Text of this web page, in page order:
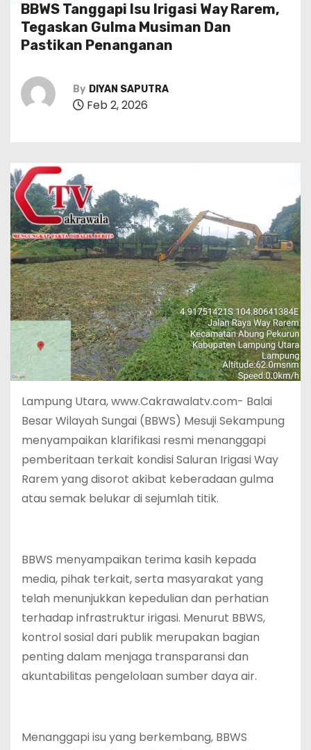
BBWS Tanggapi Isu Irigasi Way Rarem,
Tegaskan Gulma Musiman Dan
Pastikan Penanganan
By DIYAN SAPUTRA
Feb 2, 2026
Lampung Utara, www.Cakrawalatv.com- Balai
Besar Wilayah Sungai (BBWS) Mesuji Sekampung
menyampaikan klarifikasi resmi menanggapi
pemberitaan terkait kondisi Saluran Irigasi Way
Rarem yang disorot akibat keberadaan gulma
atau semak belukar di sejumlah titik.
‎BBWS menyampaikan terima kasih kepada
media, pihak terkait, serta masyarakat yang
telah menunjukkan kepedulian dan perhatian
terhadap infrastruktur irigasi. Menurut BBWS,
kontrol sosial dari publik merupakan bagian
penting dalam menjaga transparansi dan
akuntabilitas pengelolaan sumber daya air.
‎Menanggapi isu yang berkembang, BBWS